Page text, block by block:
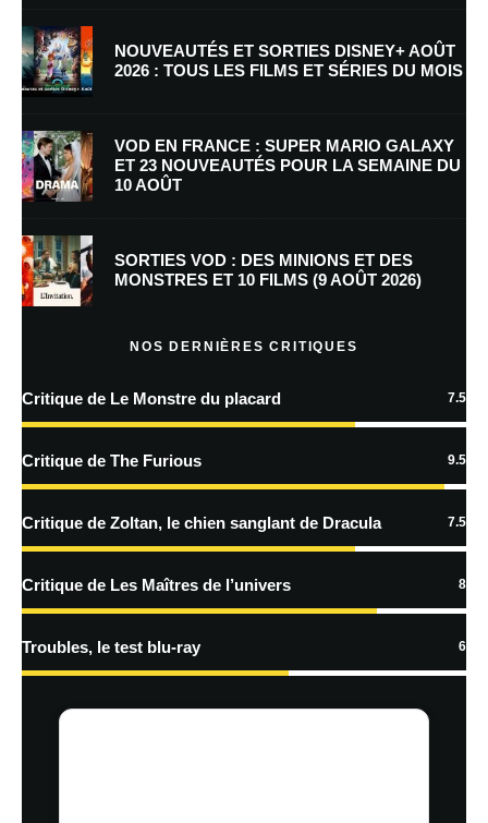
E-mail*
Enregistrer mon nom, mon e-mail et mon site dans le navigateur pour
mon prochain commentaire.
Prévenez-moi de tous les nouveaux commentaires par e-mail.
Prévenez-moi de tous les nouveaux articles par e-mail.
En savoir
traitées
NOUVEAUTÉS ET SORTIES DISNEY+ AOÛT
2026 : TOUS LES FILMS ET SÉRIES DU MOIS
VOD EN FRANCE : SUPER MARIO GALAXY
ET 23 NOUVEAUTÉS POUR LA SEMAINE DU
10 AOÛT
SORTIES VOD : DES MINIONS ET DES
MONSTRES ET 10 FILMS (9 AOÛT 2026)
NOS DERNIÈRES CRITIQUES
Critique de Le Monstre du placard 7.5
Critique de The Furious 9.5
Critique de Zoltan, le chien sanglant de Dracula 7.5
Critique de Les Maîtres de l’univers 8
Troubles, le test blu-ray 6